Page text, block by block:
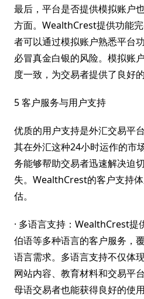
最后，平台是否提供模拟账户
方面。WealthCrest提供功能
者可以通过模拟账户熟悉平台
必冒真金白银的风险。模拟账
度一致，为交易者提供了良好的
5 客户服务与用户支持
优质的用户支持是外汇交易平
其在外汇这种24小时运作的市
务能够帮助交易者迅速解决迫
失。WealthCrest的客户支持
估。
· 多语言支持：WealthCrest提
伯语等多种语言的客户服务，
语言需求。多语言支持不仅体
网站内容、教育材料和交易平
母语交易者也能获得良好的使用